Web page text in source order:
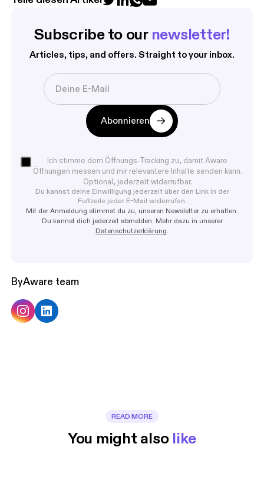
Subscribe to our newsletter!
Articles, tips, and offers. Straight to your inbox.
Abonnieren
Ich stimme dem Öffnungs-Tracking zu, damit Aware
Öffnungen messen und mir relevantere Inhalte senden kann.
Optional, jederzeit widerrufbar.
Du kannst deine Einwilligung jederzeit über den Link in der
Fußzeile jeder E-Mail widerrufen.
Mit der Anmeldung stimmst du zu, unseren Newsletter zu erhalten.
Du kannst dich jederzeit abmelden. Mehr dazu in unserer
Datenschutzerklärung.
ByAware team
READ MORE
You might also like